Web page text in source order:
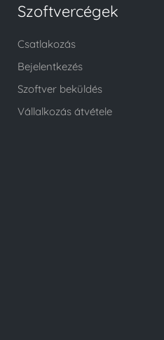
Szoftvercégek
Csatlakozás
Bejelentkezés
Szoftver beküldés
Vállalkozás átvétele